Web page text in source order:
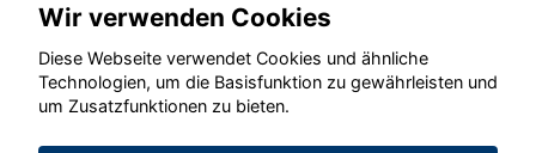
© konjunkturmotor.de GmbH 2020 - 2026
Wir verwenden Cookies
Diese Webseite verwendet Cookies und ähnliche
Technologien, um die Basisfunktion zu gewährleisten und
um Zusatzfunktionen zu bieten.